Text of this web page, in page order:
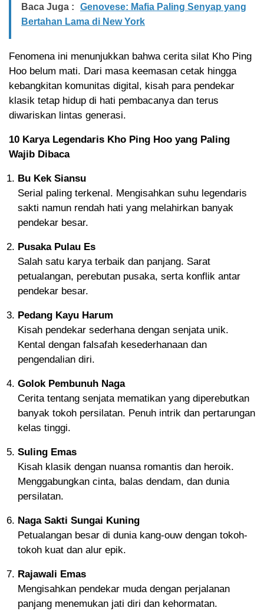
Baca Juga :
Genovese: Mafia Paling Senyap yang
Bertahan Lama di New York
Fenomena ini menunjukkan bahwa cerita silat Kho Ping
Hoo belum mati. Dari masa keemasan cetak hingga
kebangkitan komunitas digital, kisah para pendekar
klasik tetap hidup di hati pembacanya dan terus
diwariskan lintas generasi.
10 Karya Legendaris Kho Ping Hoo yang Paling
Wajib Dibaca
Bu Kek Siansu
Serial paling terkenal. Mengisahkan suhu legendaris
sakti namun rendah hati yang melahirkan banyak
pendekar besar.
Pusaka Pulau Es
Salah satu karya terbaik dan panjang. Sarat
petualangan, perebutan pusaka, serta konflik antar
pendekar besar.
Pedang Kayu Harum
Kisah pendekar sederhana dengan senjata unik.
Kental dengan falsafah kesederhanaan dan
pengendalian diri.
Golok Pembunuh Naga
Cerita tentang senjata mematikan yang diperebutkan
banyak tokoh persilatan. Penuh intrik dan pertarungan
kelas tinggi.
Suling Emas
Kisah klasik dengan nuansa romantis dan heroik.
Menggabungkan cinta, balas dendam, dan dunia
persilatan.
Naga Sakti Sungai Kuning
Petualangan besar di dunia kang-ouw dengan tokoh-
tokoh kuat dan alur epik.
Rajawali Emas
Mengisahkan pendekar muda dengan perjalanan
panjang menemukan jati diri dan kehormatan.